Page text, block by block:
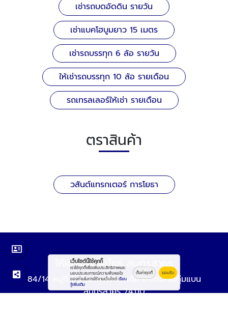
เช่ารถบดอัดดิน รายวัน
เช่าแบคโฮบูมยาว 15 เมตร
เช่ารถบรรทุก 6 ล้อ รายวัน
ให้เช่ารถบรรทุก 10 ล้อ รายเดือน
รถเทรลเลอร์ให้เช่า รายเดือน
ตราสินค้า
วสันต์แทรกเตอร์ การโยธา
ให้เช่ารถแม็คโคร สมุทรสาคร
84/14 หมู่ที่ 5 ตำบลคลองมะเดื่อ อำเภอกระทุ่มแบน
สมุทรสาคร 74110
เว็บไซต์นี้ใช้คุกกี้
เราใช้คุกกี้เพื่อเพิ่มประสิทธิภาพและ
มอบประสบการณ์ความพึงพอใจ
ของท่านในการใช้งานเว็บไซต์ เรียน
รู้เพิ่มเติม
ตั้งค่าคุกกี้ ยอมรับ